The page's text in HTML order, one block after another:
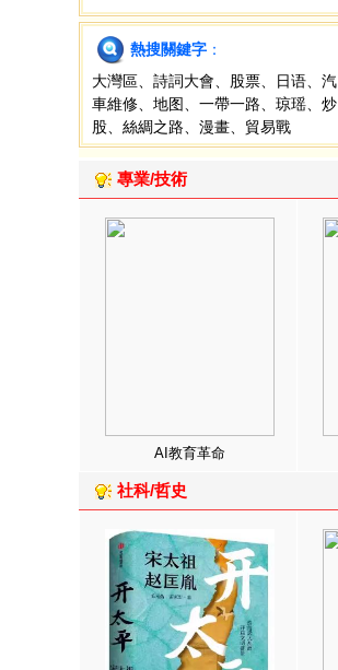
熱搜關鍵字 ：
大灣區
詩詞大會 股票 日语
汽
車維修
地图 一帶一路 琼瑶
炒
股
絲綢之路 漫畫 貿易戰
專業/技術
AI教育革命
社科/哲史